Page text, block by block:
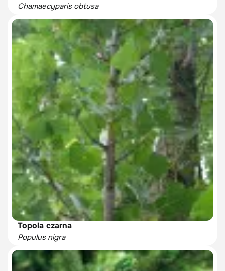
Chamaecyparis obtusa
Topola czarna
Populus nigra